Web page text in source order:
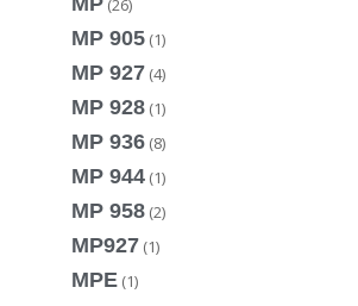
(26)
MP 905 (1)
MP 927 (4)
MP 928 (1)
MP 936 (8)
MP 944 (1)
MP 958 (2)
MP927 (1)
MPE (1)